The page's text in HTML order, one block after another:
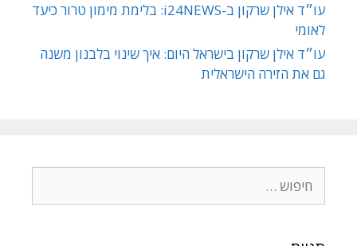
עו״ד אילן שרקון ב-i24NEWS: בלימת מימון טרור כיעד
לאומי
עו״ד אילן שרקון בישראל היום: איך שינוי בלבנון משנה
גם את הזירה הישראלית